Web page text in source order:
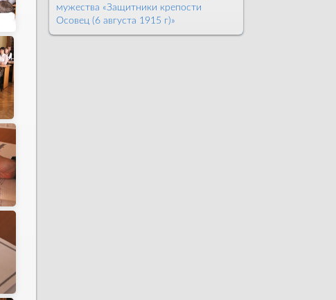
мужества «Защитники крепости
Осовец (6 августа 1915 г)»